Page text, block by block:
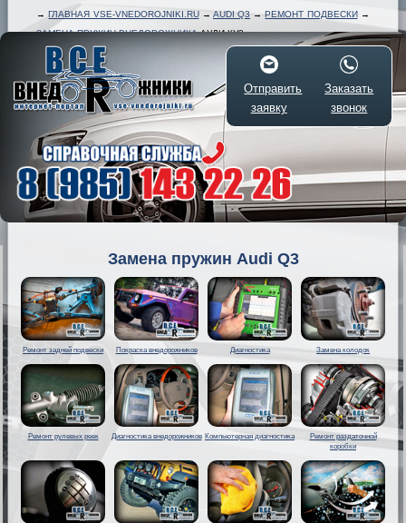
→ГЛАВНАЯ VSE-VNEDOROJNIKI.RU→ AUDI Q3 →РЕМОНТ ПОДВЕСКИ→
ЗАМЕНА ПРУЖИН ВНЕДОРОЖНИКААУДИ КУ3
Отправить
заявку
Заказать
звонок
Замена пружин Audi Q3
Ремонт задней подвески Покраска внедорожников Диагностика Замена колодок
Ремонт рулевых реек Диагностика внедорожников Компьютерная диагностика
Ремонт раздаточной
коробки